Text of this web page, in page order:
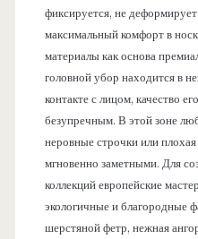
фиксируется, не
максимальный комфорт в
материалы как основа
головной убор находится в
контакте с лицом, качество
безупречным. В этой зоне
неровные строчки или
мгновенно заметными. Для
коллекций европейские
экологичные и благородные
шерстяной фетр, нежная